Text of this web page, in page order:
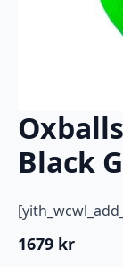
Black
1679 kr